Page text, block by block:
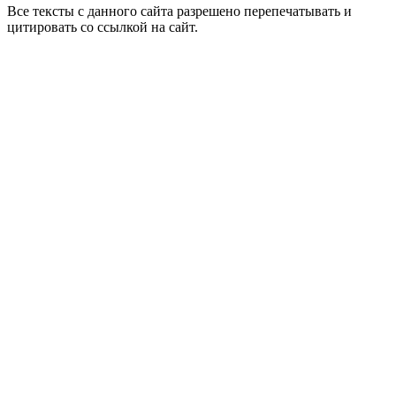
Все тексты с данного сайта разрешено перепечатывать и
цитировать со ссылкой на сайт.